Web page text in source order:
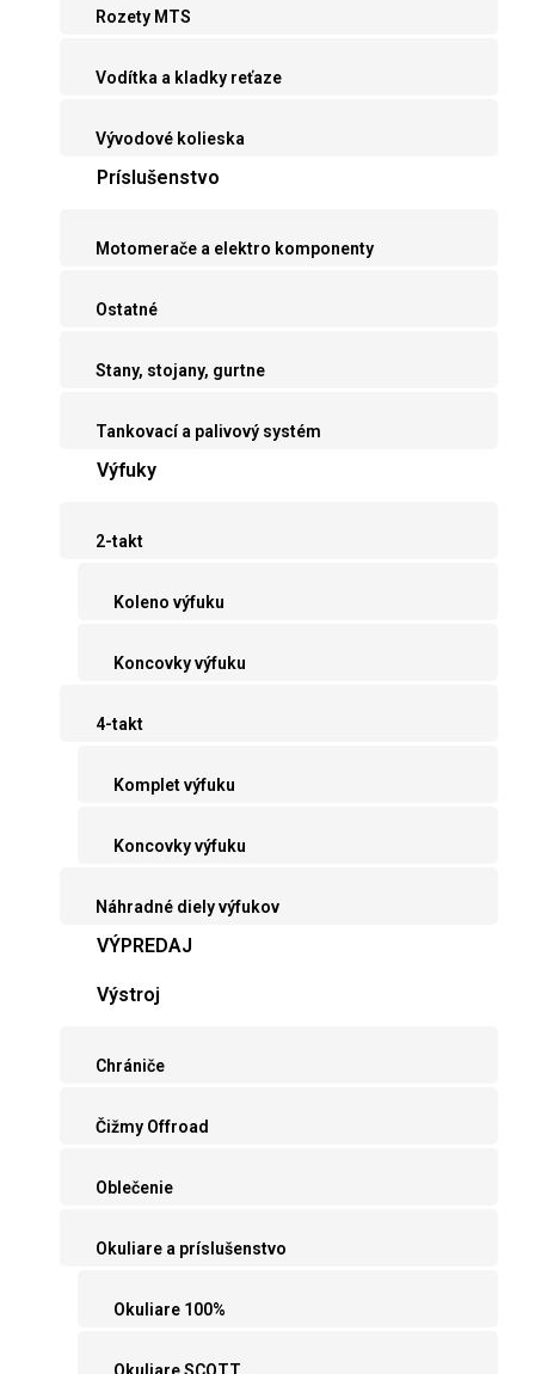
Rozety MTS
Vodítka a kladky reťaze
Vývodové kolieska
Príslušenstvo
Motomerače a elektro komponenty
Ostatné
Stany, stojany, gurtne
Tankovací a palivový systém
Výfuky
2-takt
Koleno výfuku
Koncovky výfuku
4-takt
Komplet výfuku
Koncovky výfuku
Náhradné diely výfukov
VÝPREDAJ
Výstroj
Chrániče
Čižmy Offroad
Oblečenie
Okuliare a príslušenstvo
Okuliare 100%
Okuliare SCOTT